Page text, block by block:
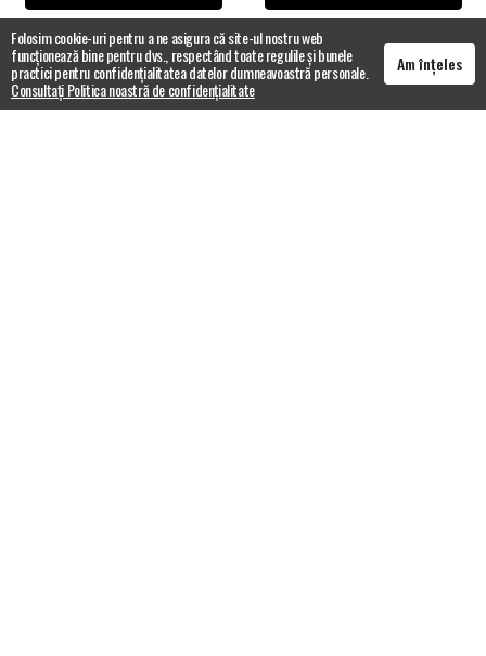
Folosim cookie-uri pentru a ne asigura că site-ul nostru web
funcționează bine pentru dvs., respectând toate regulile și bunele
practici pentru confidențialitatea datelor dumneavoastră personale.
Consultați Politica noastră de confidențialitate
Am înțeles